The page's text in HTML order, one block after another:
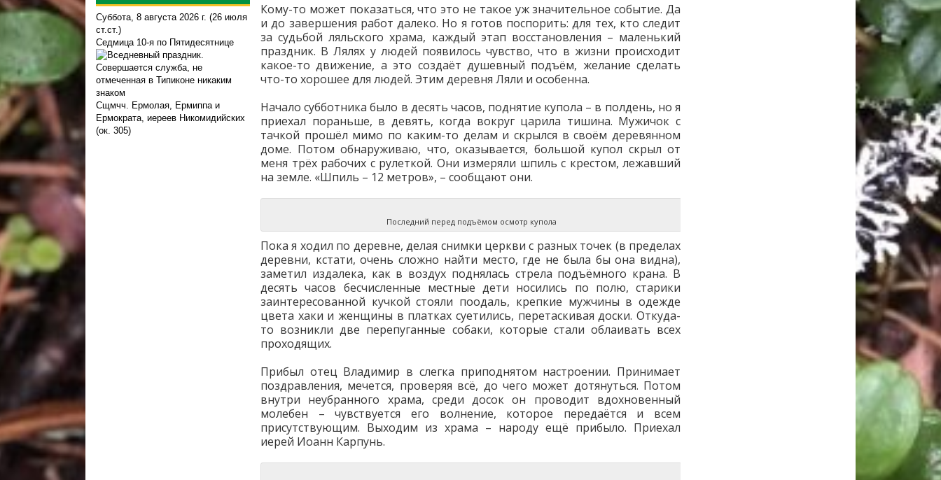
Кому-то может показаться, что это не такое уж значительное событие. Да
и до завершения работ далеко. Но я готов поспорить: для тех, кто следит
за судьбой ляльского храма, каждый этап восстановления – маленький
праздник. В Лялях у людей появилось чувство, что в жизни происходит
какое-то движение, а это создаёт душевный подъём, желание сделать
что-то хорошее для людей. Этим деревня Ляли и особенна.
Начало субботника было в десять часов, поднятие купола – в полдень, но я
приехал пораньше, в девять, когда вокруг царила тишина. Мужичок с
тачкой прошёл мимо по каким-то делам и скрылся в своём деревянном
доме. Потом обнаруживаю, что, оказывается, большой купол скрыл от
меня трёх рабочих с рулеткой. Они измеряли шпиль с крестом, лежавший
на земле. «Шпиль – 12 метров», – сообщают они.
Последний перед подъёмом осмотр купола
Пока я ходил по деревне, делая снимки церкви с разных точек (в пределах
деревни, кстати, очень сложно найти место, где не была бы она видна),
заметил издалека, как в воздух поднялась стрела подъёмного крана. В
десять часов бесчисленные местные дети носились по полю, старики
заинтересованной кучкой стояли поодаль, крепкие мужчины в одежде
цвета хаки и женщины в платках суетились, перетаскивая доски. Откуда-
то возникли две перепуганные собаки, которые стали облаивать всех
проходящих.
Прибыл отец Владимир в слегка приподнятом настроении. Принимает
поздравления, мечется, проверяя всё, до чего может дотянуться. Потом
внутри неубранного храма, среди досок он проводит вдохновенный
молебен – чувствуется его волнение, которое передаётся и всем
присутствующим. Выходим из храма – народу ещё прибыло. Приехал
иерей Иоанн Карпунь.
Суббота, 8 августа 2026 г. (26 июля
ст.ст.)
Седмица 10-я по Пятидесятнице
Сщмчч. Ермолая, Ермиппа и
Ермократа, иереев Никомидийских
(ок. 305)